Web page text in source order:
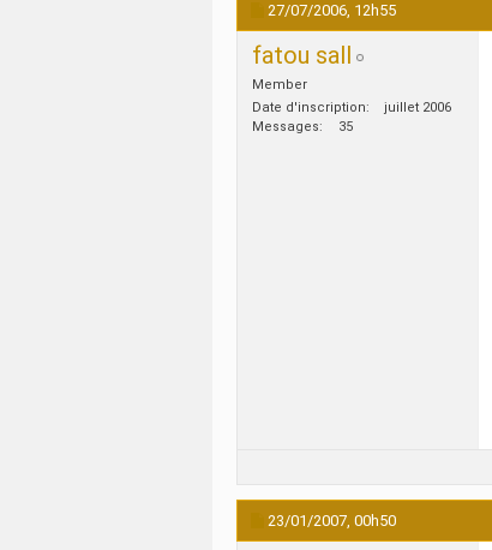
27/07/2006, 12h55
fatou sall
Member
Date d'inscription
juillet 2006
Messages
35
23/01/2007, 00h50